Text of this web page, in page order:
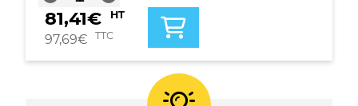
de
Cartouche
de
original
81,41€ HT
97,69€ TTC